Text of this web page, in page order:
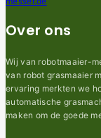
Over ons
Wij van robotmaaier-
van robot grasmaaier
ervaring merkten we
automatische
maken om de goede